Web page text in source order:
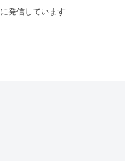
発信しています